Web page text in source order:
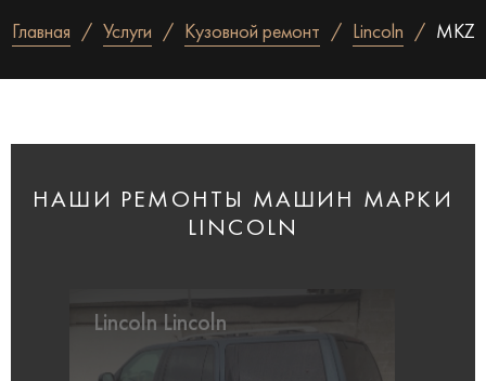
Главная Услуги Кузовной ремонт Lincoln MKZ
НАШИ РЕМОНТЫ МАШИН МАРКИ
LINCOLN
Lincoln Lincoln